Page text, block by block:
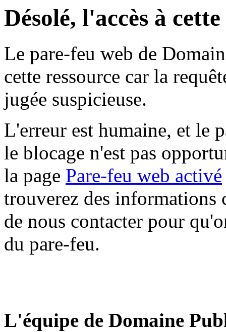
Désolé, l'accès à
Le pare-feu web de
cette ressource car la
jugée suspicieuse.
L'erreur est humaine, et le
le blocage n'est pas
la page Pare-feu web activé
trouverez des informations
de nous contacter pour
du pare-feu.
L'équipe de Domaine